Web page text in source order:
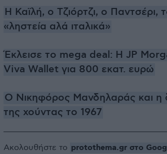
Η Καϊλή, ο Τζιόρτζι, ο Παντσέρι,
«ληστεία αλά ιταλικά»
Έκλεισε το mega deal: H JP
Viva Wallet για 800 εκατ. ευρώ
Ο Νικηφόρος Μανδηλαράς και
της χούντας το 1967
Ακολουθήστε το protothema.gr στο